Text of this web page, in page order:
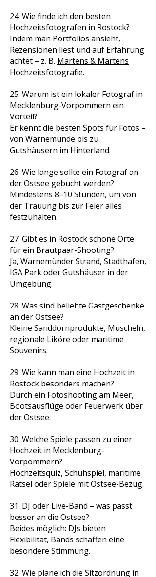
24. Wie finde ich den besten
Hochzeitsfotografen in Rostock?
Indem man Portfolios ansieht,
Rezensionen liest und auf Erfahrung
achtet – z. B. Martens & Martens
Hochzeitsfotografie.
25. Warum ist ein lokaler Fotograf in
Mecklenburg-Vorpommern ein
Vorteil?
Er kennt die besten Spots für Fotos –
von Warnemünde bis zu
Gutshäusern im Hinterland.
26. Wie lange sollte ein Fotograf an
der Ostsee gebucht werden?
Mindestens 8–10 Stunden, um von
der Trauung bis zur Feier alles
festzuhalten.
27. Gibt es in Rostock schöne Orte
für ein Brautpaar-Shooting?
Ja, Warnemünder Strand, Stadthafen,
IGA Park oder Gutshäuser in der
Umgebung.
28. Was sind beliebte Gastgeschenke
an der Ostsee?
Kleine Sanddornprodukte, Muscheln,
regionale Liköre oder maritime
Souvenirs.
29. Wie kann man eine Hochzeit in
Rostock besonders machen?
Durch ein Fotoshooting am Meer,
Bootsausflüge oder Feuerwerk über
der Ostsee.
30. Welche Spiele passen zu einer
Hochzeit in Mecklenburg-
Vorpommern?
Hochzeitsquiz, Schuhspiel, maritime
Rätsel oder Spiele mit Ostsee-Bezug.
31. DJ oder Live-Band – was passt
besser an die Ostsee?
Beides möglich: DJs bieten
Flexibilität, Bands schaffen eine
besondere Stimmung.
32. Wie plane ich die Sitzordnung in